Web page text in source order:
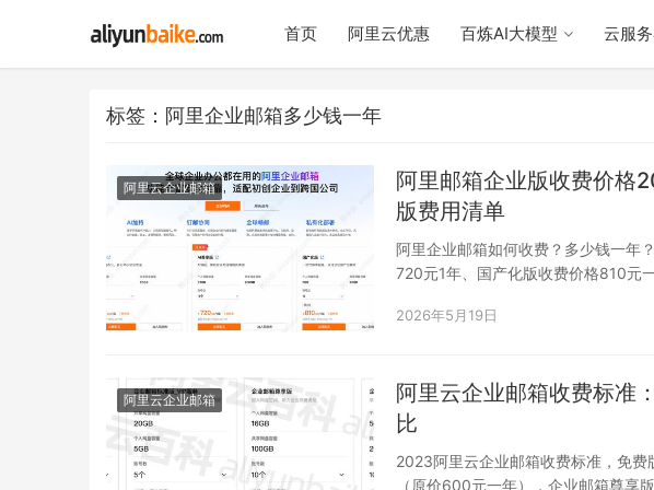
首页 阿里云优惠 百炼AI大模型 云服
标签：阿里企业邮箱多少钱一年
阿里云企业邮箱
阿里邮箱企业版收费价格
版费用清单
阿里企业邮箱如何收费？多少钱一年
720元1年、国产化版收费价格810元
2026年5月19日
阿里云企业邮箱
阿里云企业邮箱收费标准
比
2023阿里云企业邮箱收费标准，免
（原价600元一年），企业邮箱尊享